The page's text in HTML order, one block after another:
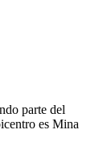
parte del
es Mina